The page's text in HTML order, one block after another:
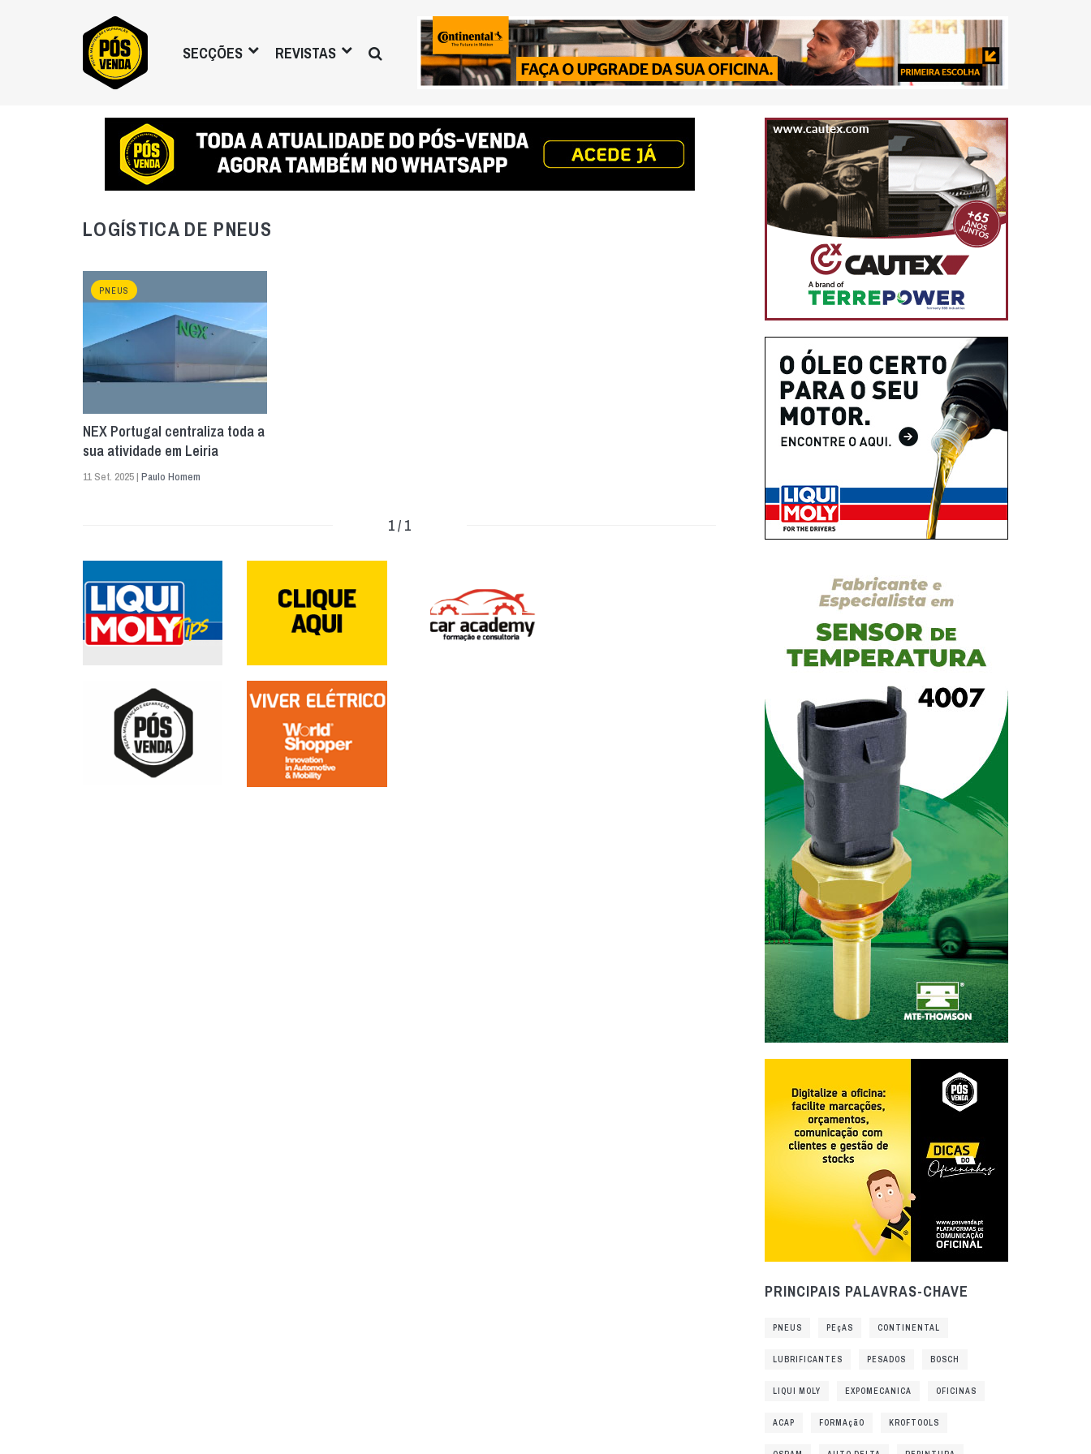
SECÇÕES REVISTAS
LOGÍSTICA DE PNEUS
PNEUS
NEX Portugal centraliza toda a
sua atividade em Leiria
11 Set. 2025 | Paulo Homem
1 / 1
PRINCIPAIS PALAVRAS-CHAVE
PNEUS PEçAS CONTINENTAL
LUBRIFICANTES PESADOS BOSCH
LIQUI MOLY EXPOMECANICA OFICINAS
ACAP FORMAçãO KROFTOOLS